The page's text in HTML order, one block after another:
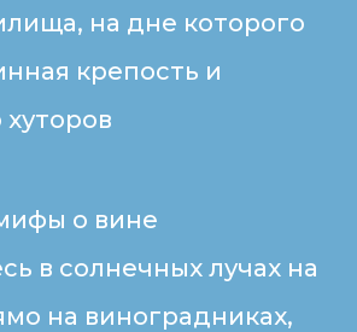
на дне которого
крепость и
хуторов
о вине
в солнечных лучах на
на виноградниках,